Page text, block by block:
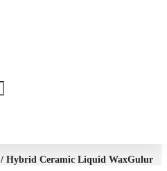
/ Hybrid Ceramic Liquid WaxGulur